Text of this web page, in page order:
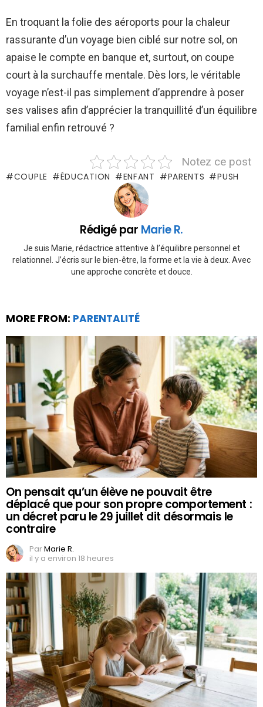
En troquant la folie des aéroports pour la chaleur
rassurante d’un voyage bien ciblé sur notre sol, on
apaise le compte en banque et, surtout, on coupe
court à la surchauffe mentale. Dès lors, le véritable
voyage n’est-il pas simplement d’apprendre à poser
ses valises afin d’apprécier la tranquillité d’un équilibre
familial enfin retrouvé ?
Notez ce post
COUPLE ÉDUCATION ENFANT PARENTS PUSH
Rédigé par Marie R.
Je suis Marie, rédactrice attentive à l’équilibre personnel et
relationnel. J’écris sur le bien-être, la forme et la vie à deux. Avec
une approche concrète et douce.
MORE FROM: PARENTALITÉ
On pensait qu’un élève ne pouvait être
déplacé que pour son propre comportement :
un décret paru le 29 juillet dit désormais le
contraire
ParMarie R.
il y a environ 18 heures